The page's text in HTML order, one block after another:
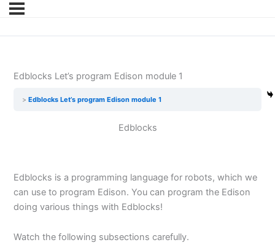
Edblocks Let’s program Edison module 1
Edblocks Let’s program Edison module 1
Edblocks
Edblocks is a programming language for robots, which we
can use to program Edison. You can program the Edison
doing various things with Edblocks!
Watch the following subsections carefully.